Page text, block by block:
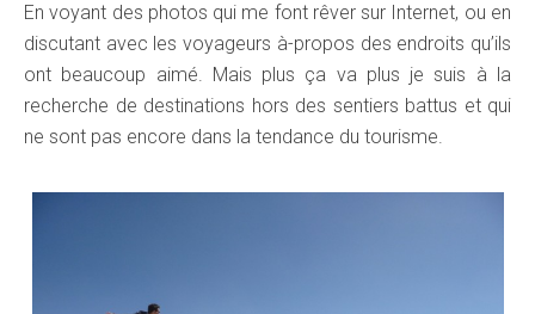
En voyant des photos qui me font rêver sur Internet, ou en
discutant avec les voyageurs à-propos des endroits qu’ils
ont beaucoup aimé. Mais plus ça va plus je suis à la
recherche de destinations hors des sentiers battus et qui
ne sont pas encore dans la tendance du tourisme.